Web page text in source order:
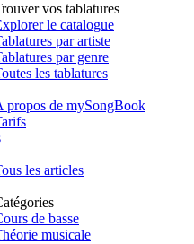
vos tablatures
le catalogue
par artiste
par genre
les tablatures
propos de mySongBook
les articles
de basse
musicale